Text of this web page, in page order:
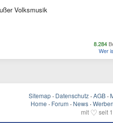
Volksmusik
8.284
Wer
Sitemap · Datenschutz · AGB ·
Home · Forum · News · Werben
mit ♡ seit